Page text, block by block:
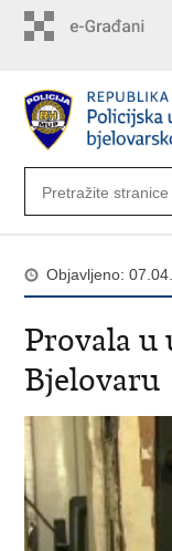
Objavljeno:
Provala u
Bjelovaru